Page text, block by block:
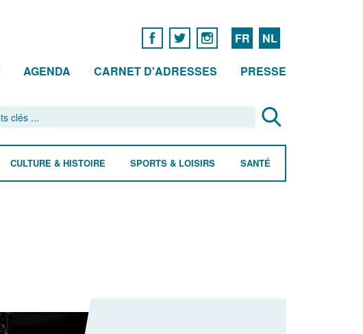
FR NL
AGENDA CARNET D'ADRESSES PRESSE
CULTURE & HISTOIRE SPORTS & LOISIRS SANTÉ